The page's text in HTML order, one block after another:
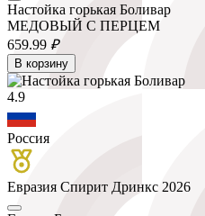
Настойка горькая Боливар
МЕДОВЫЙ С ПЕРЦЕМ
659.99 ₽
В корзину
4.9
Россия
Евразия Спирит Дринкс 2026